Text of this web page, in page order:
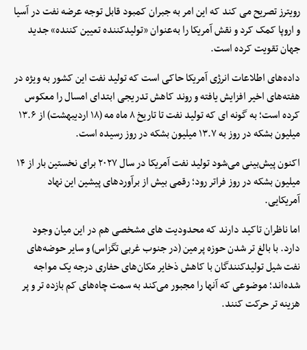
رویترز تصریح می کند که این امر به جبران کمبود قابل توجه عرضه نفت در آسیا
و اروپا کمک کرد و نقش آمریکا را به‌عنوان «تولیدکننده تعیین کننده» جدید
جهان تقویت کرده است.
داده‌های اطلاعات انرژی آمریکا حاکی است که تولید نفت این کشور به ویژه در
هفته‌های اخیر افزایش یافته و روند کاهش تدریجی ابتدای امسال را معکوس
کرده است؛ به گونه ای که تولید نفت تا تاریخ ۸ ماه مه (۱۸ اردیبهشت) از ۱۳.۶
میلیون بشکه در روز به ۱۳.۷ میلیون بشکه در روز رسیده است.
اکنون پیش‌بینی می‌شود تولید نفت آمریکا در سال ۲۰۲۷ برای نخستین بار از ۱۴
میلیون بشکه در روز فراتر رود؛ رقمی بیش از برآوردهای پیشین این نهاد
آمریکایی.
اما ناظران تاکید دارند که محدودیت های مشخصی هم در این میان وجود
دارد. با بالغ تر شدن حوزه پرمین (در جنوب غربی تگزاس) و سایر حوضه‌های
نفت شیل تولیدکنندگان با کاهش ذخایر مکان‌های حفاری درجه یک مواجه
شده‌اند؛ موضوعی که آنها را مجبور می‌کند به سمت چاه‌های کم بازده تر و پر
هزینه تر حرکت کنند.